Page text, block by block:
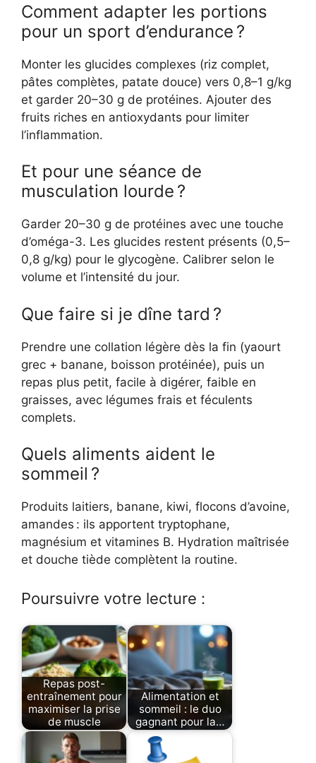
Comment adapter les portions
pour un sport d’endurance ?
Monter les glucides complexes (riz complet,
pâtes complètes, patate douce) vers 0,8–1 g/kg
et garder 20–30 g de protéines. Ajouter des
fruits riches en antioxydants pour limiter
l’inflammation.
Et pour une séance de
musculation lourde ?
Garder 20–30 g de protéines avec une touche
d’oméga-3. Les glucides restent présents (0,5–
0,8 g/kg) pour le glycogène. Calibrer selon le
volume et l’intensité du jour.
Que faire si je dîne tard ?
Prendre une collation légère dès la fin (yaourt
grec + banane, boisson protéinée), puis un
repas plus petit, facile à digérer, faible en
graisses, avec légumes frais et féculents
complets.
Quels aliments aident le
sommeil ?
Produits laitiers, banane, kiwi, flocons d’avoine,
amandes : ils apportent tryptophane,
magnésium et vitamines B. Hydration maîtrisée
et douche tiède complètent la routine.
Poursuivre votre lecture :
Repas post-
entraînement pour
maximiser la prise
de muscle
Alimentation et
sommeil : le duo
gagnant pour la…